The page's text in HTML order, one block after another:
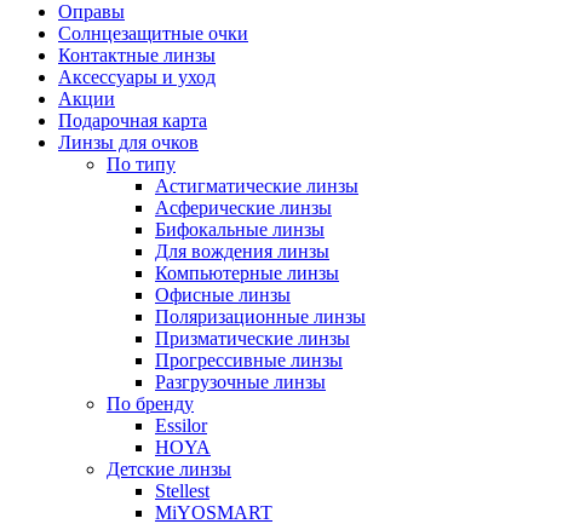
Оправы
Солнцезащитные очки
Контактные линзы
Аксессуары и уход
Акции
Подарочная карта
Линзы для очков
По типу
Астигматические линзы
Асферические линзы
Бифокальные линзы
Для вождения линзы
Компьютерные линзы
Офисные линзы
Поляризационные линзы
Призматические линзы
Прогрессивные линзы
Разгрузочные линзы
По бренду
Essilor
HOYA
Детские линзы
Stellest
MiYOSMART